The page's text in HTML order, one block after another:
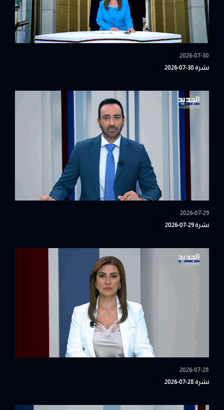
2026-07-30
نشرة 30-07-2026
2026-07-29
نشرة 29-07-2026
2026-07-28
نشرة 28-07-2026